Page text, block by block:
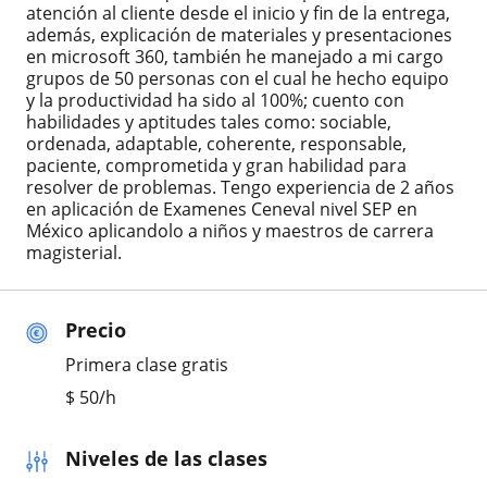
Precio
Primera clase gratis
$ 50/h
Niveles de las clases
atención al cliente desde el inicio y fin de la entrega,
además, explicación de materiales y presentaciones
en microsoft 360, también he manejado a mi cargo
grupos de 50 personas con el cual he hecho equipo
y la productividad ha sido al 100%; cuento con
habilidades y aptitudes tales como: sociable,
ordenada, adaptable, coherente, responsable,
paciente, comprometida y gran habilidad para
resolver de problemas. Tengo experiencia de 2 años
en aplicación de Examenes Ceneval nivel SEP en
México aplicandolo a niños y maestros de carrera
magisterial.